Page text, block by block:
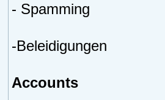
- Spamming
-Beleidigungen
Accounts